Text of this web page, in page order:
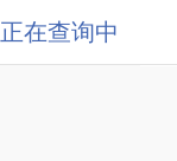
正在查询中